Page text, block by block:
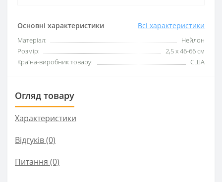
Основні характеристики Всі характеристики
Матеріал:
Нейлон
Розмір:
2,5 х 46-66 см
Країна-виробник товару:
США
Огляд товару
Характеристики
Відгуків (0)
Питання (0)